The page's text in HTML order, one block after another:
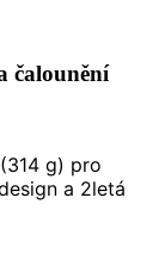
čalounění
g) pro
a 2letá